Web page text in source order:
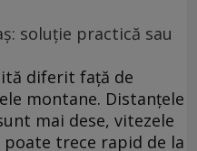
soluție practică sau
diferit față de
montane. Distanțele
mai dese, vitezele
trece rapid de la